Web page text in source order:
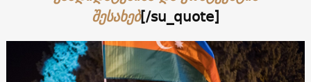
შესახებ[/su_quote]